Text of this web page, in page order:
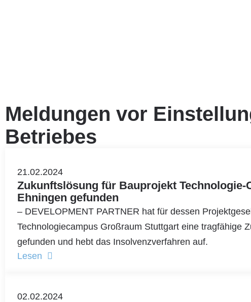
Meldungen vor
Betriebes
21.02.2024
Zukunftslösung für Bauprojekt Technologie-
Ehningen gefunden
– DEVELOPMENT PARTNER hat für dessen
Technologiecampus Großraum Stuttgart eine tragfähige
gefunden und hebt das Insolvenzverfahren auf.
Lesen
02.02.2024